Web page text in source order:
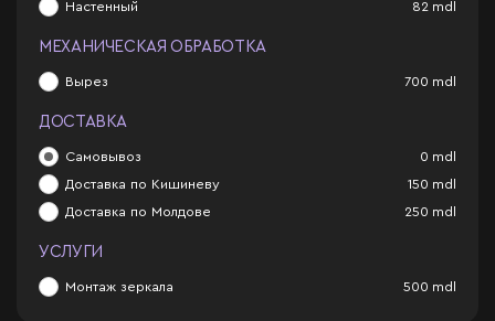
Настенный 82 mdl
МЕХАНИЧЕСКАЯ ОБРАБОТКА
Вырез 700 mdl
ДОСТАВКА
Самовывоз 0 mdl
Доставка по Кишиневу 150 mdl
Доставка по Молдове 250 mdl
УСЛУГИ
Монтаж зеркала 500 mdl